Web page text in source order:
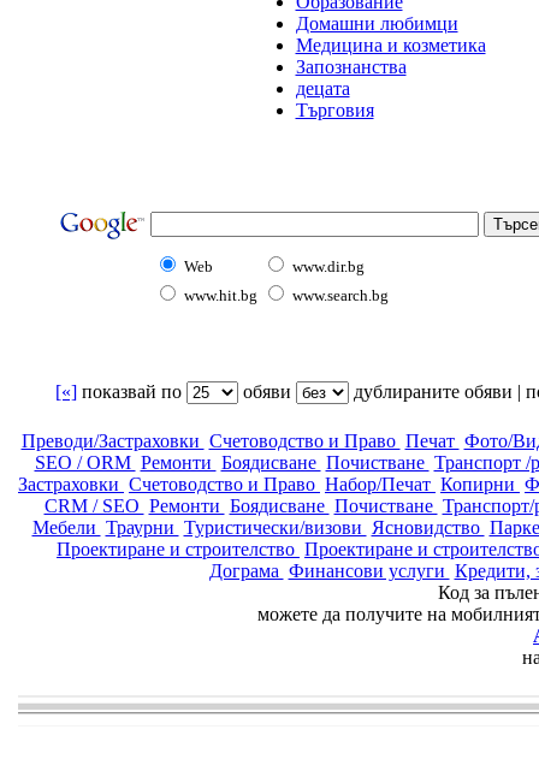
Домашни любимци
Медицина и козметика
Запознанства
децата
Търговия
Web
www.dir.bg
www.hit.bg
www.search.bg
[«] показвай по oбяви дублираните обяви |
Преводи/Застраховки Счетоводство и Право Печат Фото/
SEO / ORM Ремонти Боядисване Почистване Транспорт /
Застраховки Счетоводство и Право Набор/Печат Копирни
CRM / SEO Ремонти Боядисване Почистване
Мебели Траурни Туристически/визови Ясновидство
Проектиране и строителство Проектиране и
Дограма Финансови услуги Кредити,
Код за
можете да получите на